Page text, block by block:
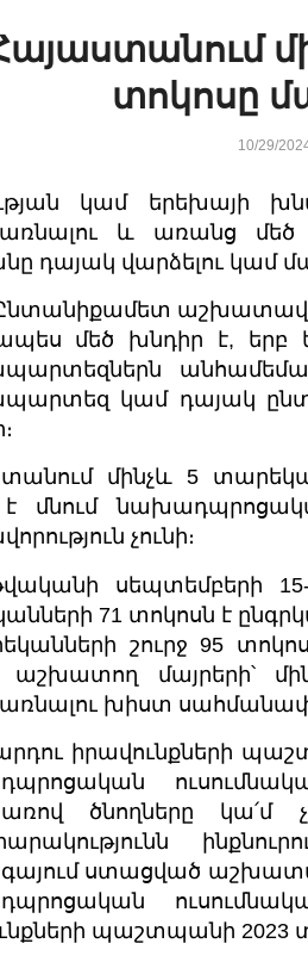
տոկոսը
10/29/
կամ երեխայի
և առանց մեծ
դայակ վարձելու կամ
մեծ խնդիր է, երբ
կամ դայակ
մինչև 5
է մնում
չունի։
սեպտեմբերի
71 տոկոսն է
շուրջ 95
աշխատող մայրերի՝
խիստ
իրավունքների
ծնողները կա՛մ
ստացված
պաշտպանի 2023